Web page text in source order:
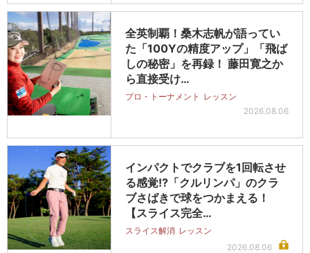
全英制覇！桑木志帆が語ってい
た「100Yの精度アップ」「飛ば
しの秘密」を再録！ 藤田寛之か
ら直接受け…
プロ・トーナメント レッスン
2026.08.06
インパクトでクラブを1回転させ
る感覚!?「クルリンパ」のクラ
ブさばきで球をつかまえる！
【スライス完全…
スライス解消 レッスン
2026.08.06